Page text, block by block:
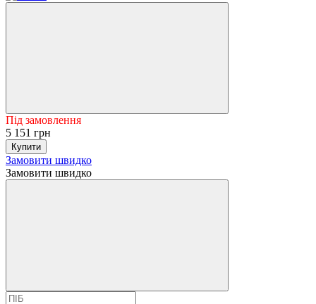
Під замовлення
5 151 грн
Купити
Замовити швидко
Замовити швидко